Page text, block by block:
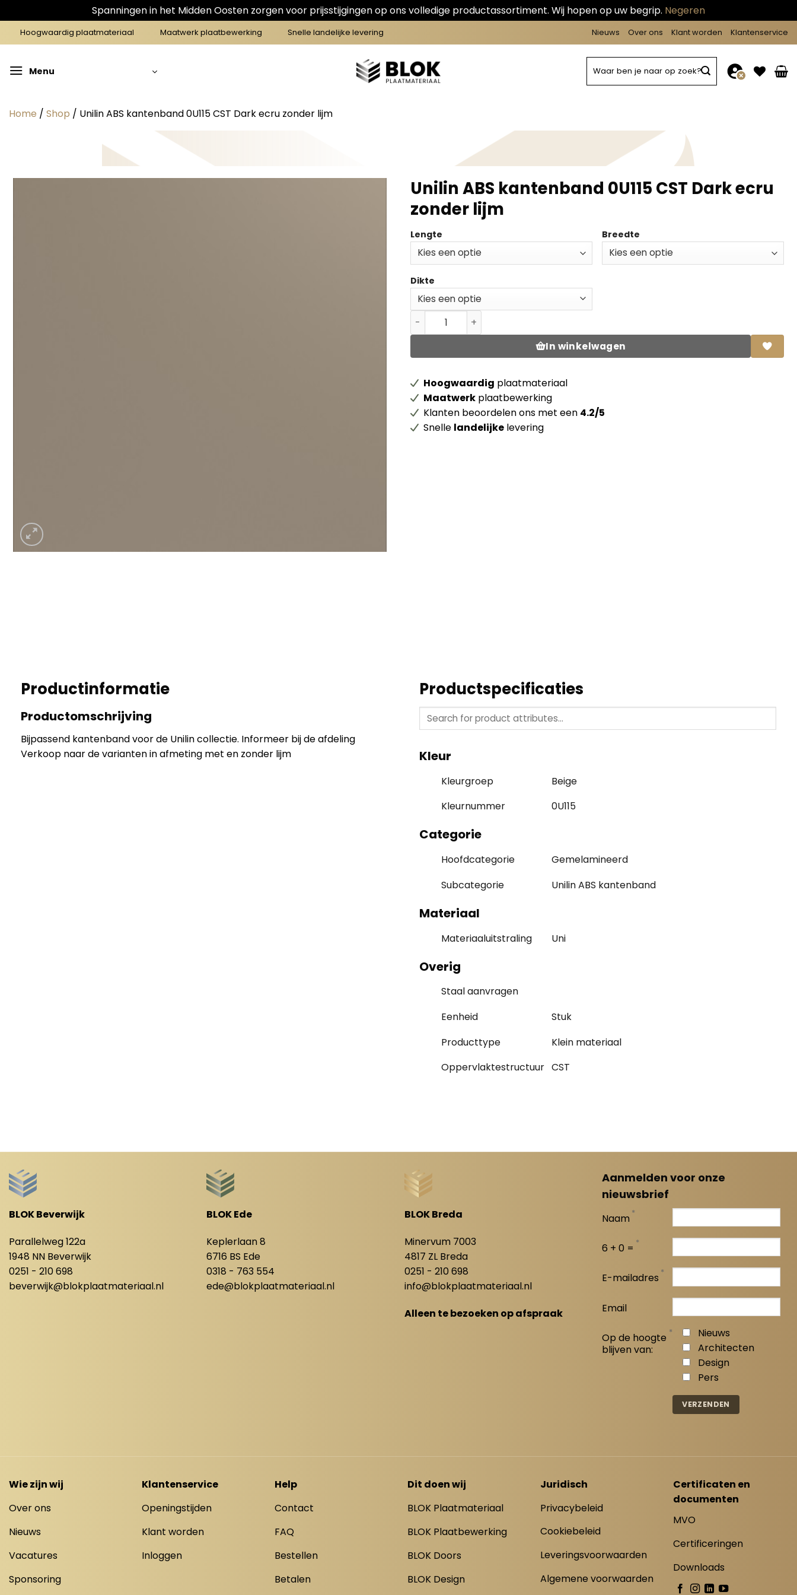
Spanningen in het Midden Oosten zorgen voor prijsstijgingen op ons volledige productassortiment. Wij hopen op uw begrip. Negeren
naar
Hoogwaardig plaatmateriaal Maatwerk plaatbewerking Snelle landelijke levering Nieuws Over ons Klant worden Klantenservice
Menu
naar:
Home / Shop / Unilin ABS kantenband 0U115 CST Dark ecru zonder lijm
Unilin ABS kantenband 0U115 CST Dark ecru
zonder lijm
Lengte Breedte
Dikte
Unilin ABS kantenband 0U115 CST Dark ecru zonder lijm aantal
In winkelwagen
Hoogwaardig plaatmateriaal
Maatwerk plaatbewerking
Klanten beoordelen ons met een 4.2/5
Snelle landelijke levering
Productinformatie
Productomschrijving
Bijpassend kantenband voor de Unilin collectie. Informeer bij de afdeling
Verkoop naar de varianten in afmeting met en zonder lijm
Productspecificaties
Kleur
Kleurgroep
Beige
Kleurnummer
0U115
Categorie
Hoofdcategorie
Gemelamineerd
Subcategorie
Unilin ABS kantenband
Materiaal
Materiaaluitstraling Uni
Overig
Staal aanvragen
Eenheid
Stuk
Producttype
Klein materiaal
Oppervlaktestructuur CST
BLOK Beverwijk
Parallelweg 122a
1948 NN Beverwijk
0251 - 210 698
beverwijk@blokplaatmateriaal.nl
BLOK Ede
Keplerlaan 8
6716 BS Ede
0318 - 763 554
ede@blokplaatmateriaal.nl
BLOK Breda
Minervum 7003
4817 ZL Breda
0251 - 210 698
info@blokplaatmateriaal.nl
Alleen te bezoeken op afspraak
Aanmelden voor onze
nieuwsbrief
Naam *
6 + 0 = *
E-mailadres *
Email
Op de hoogte
blijven van:
*
Nieuws
Architecten
Design
Pers
Wie zijn wij
Over ons
Nieuws
Vacatures
Sponsoring
Klantenservice
Openingstijden
Klant worden
Inloggen
Help
Contact
FAQ
Bestellen
Betalen
Dit doen wij
BLOK Plaatmateriaal
BLOK Plaatbewerking
BLOK Doors
BLOK Design
Juridisch
Privacybeleid
Cookiebeleid
Leveringsvoorwaarden
Algemene voorwaarden
Certificaten en
documenten
MVO
Certificeringen
Downloads